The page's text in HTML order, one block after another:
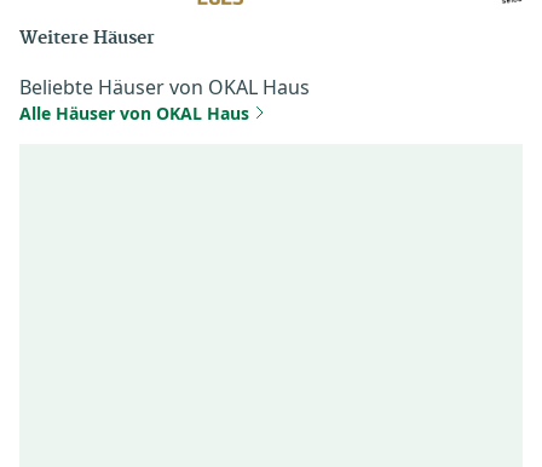
Weitere Häuser
Beliebte Häuser von OKAL Haus
Alle Häuser von OKAL Haus